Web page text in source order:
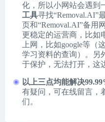
化，所以小网站会遇到
工具寻找“Removal.AI”
页和“Removal.AI”备用
更稳定的运营商，比如
上网，比如google等（
学习资料的查询）。另
于保护，无法打开，这
以上三点均能解决
有疑问，可在线留言，
们。